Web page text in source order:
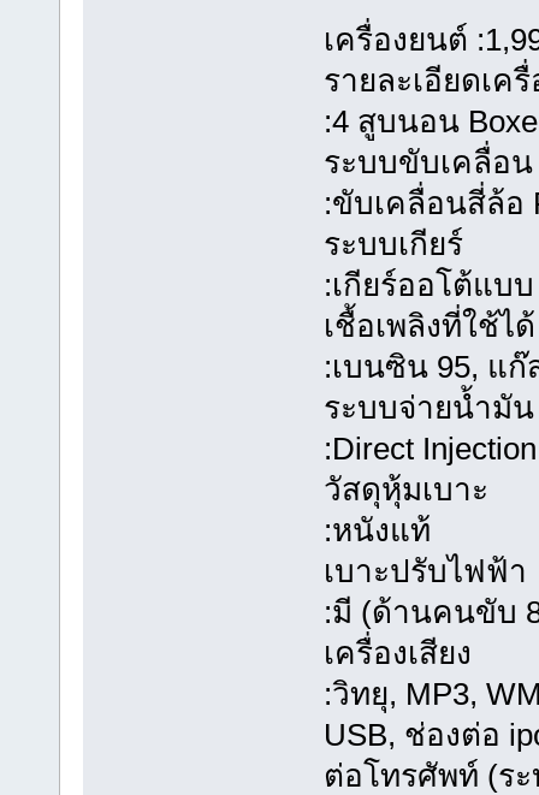
เครื่องยนต์
รายละเอียดเค
:4 สูบนอน
ระบบขับเคลื่อน
:ขับเคลื่อนสี่ล้อ
ระบบเกียร์
:เกียร์ออโต้แบ
เชื้อเพลิงที่ใช้ได้
:เบนซิน 95, แก๊
ระบบจ่ายน้ำมัน
:Direct Injection
วัสดุหุ้มเบาะ
:หนังแท้
เบาะปรับไฟฟ้า
:มี (ด้านคนขับ
เครื่องเสียง
:วิทยุ, MP3,
USB, ช่องต่อ
ต่อโทรศัพท์ (ร